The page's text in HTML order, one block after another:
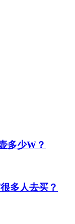
多少W？
多人去买？